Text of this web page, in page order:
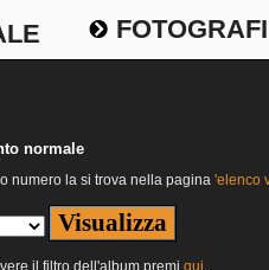
normale
numero la si trova nella pagina 'elenco